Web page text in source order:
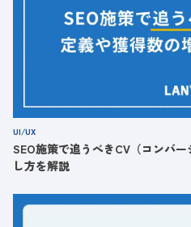
UI/UX
SEO施策で追うべきCV（コンバ
し方を解説